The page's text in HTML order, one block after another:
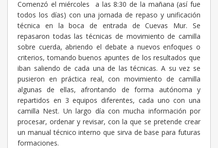
Comenzó el miércoles a las 8:30 de la mañana (así fue
todos los días) con una jornada de repaso y unificación
técnica en la boca de entrada de Cuevas Mur. Se
repasaron todas las técnicas de movimiento de camilla
sobre cuerda, abriendo el debate a nuevos enfoques o
criterios, tomando buenos apuntes de los resultados que
iban saliendo de cada una de las técnicas. A su vez se
pusieron en práctica real, con movimiento de camilla
algunas de ellas, afrontando de forma autónoma y
repartidos en 3 equipos diferentes, cada uno con una
camilla Nest. Un largo día con mucha información por
procesar, ordenar y revisar, con la que se pretende crear
un manual técnico interno que sirva de base para futuras
formaciones.